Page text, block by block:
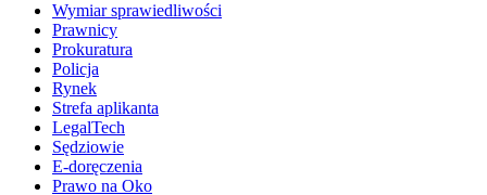
Wymiar sprawiedliwości
Prawnicy
Prokuratura
Policja
Rynek
Strefa aplikanta
LegalTech
Sędziowie
E-doręczenia
Prawo na Oko